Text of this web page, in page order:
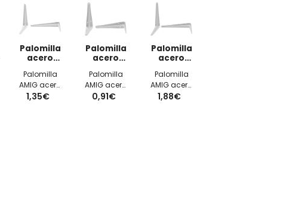
Palomilla
acero
epoxy
250X200mm
Palomilla
AMIG acero
250X200mm
1,35€
Palomilla
acero
epoxy
175x150mm
Palomilla
AMIG acero
175x150mm
0,91€
Palomilla
acero
epoxy
300X250mm
Palomilla
AMIG acero
300X250mm
1,88€